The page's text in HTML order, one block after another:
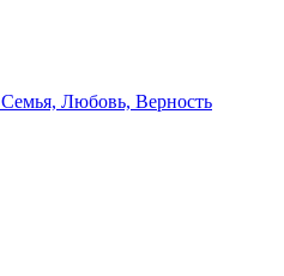
Семья, Любовь, Верность